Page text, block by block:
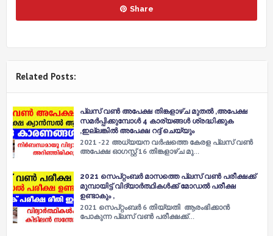
Share
Related Posts:
പ്ലസ് വൺ അപേക്ഷ തിങ്കളാഴ്ച മുതൽ ,അപേക്ഷ
സമർപ്പിക്കുമ്പോൾ 4 കാര്യങ്ങൾ ശ്രദ്ധിക്കുക
,ഇല്ലങ്കിൽ അപേക്ഷ റദ്ദ് ചെയ്യും
2021 -22 അധ്യയന വർഷത്തെ കേരള പ്ലസ് വൺ
അപേക്ഷ ഓഗസ്റ്റ് 16 തിങ്കളാഴ്ച മു…
2021 സെപ്റ്റംബർ മാസത്തെ പ്ലസ് വൺ പരീക്ഷക്ക്
മുമ്പായിട്ട് വിദ്യാർത്ഥികൾക്ക് മോഡൽ പരീക്ഷ
ഉണ്ടാകും ,
2021 സെപ്റ്റംബർ 6 തിയ്യതി ആരംഭിക്കാൻ
പോകുന്ന പ്ലസ് വൺ പരീക്ഷക്ക്…